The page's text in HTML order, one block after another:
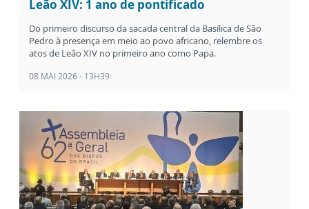
Leão XIV: 1 ano de pontificado
Do primeiro discurso da sacada central da Basílica de São
Pedro à presença em meio ao povo africano, relembre os
atos de Leão XIV no primeiro ano como Papa.
08 MAI 2026 - 13H39